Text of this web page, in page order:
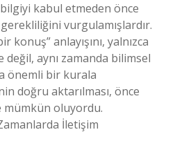
kabul etmeden önce
vurgulamışlardır.
konuş” anlayışını, yalnızca
değil, aynı zamanda bilimsel
önemli bir kurala
doğru aktarılması, önce
mümkün oluyordu.
İletişim